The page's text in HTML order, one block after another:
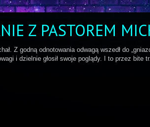
Z PASTOREM
Z godną odnotowania odwagą wszedł do
i dzielnie głosił swoje poglądy. I to przez bite